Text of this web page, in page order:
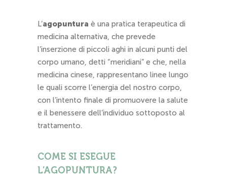
L’agopuntura è una pratica terapeutica di
medicina alternativa, che prevede
l’inserzione di piccoli aghi in alcuni punti del
corpo umano, detti “meridiani” e che, nella
medicina cinese, rappresentano linee lungo
le quali scorre l’energia del nostro corpo,
con l’intento finale di promuovere la salute
e il benessere dell’individuo sottoposto al
trattamento.
COME SI ESEGUE
L’AGOPUNTURA?